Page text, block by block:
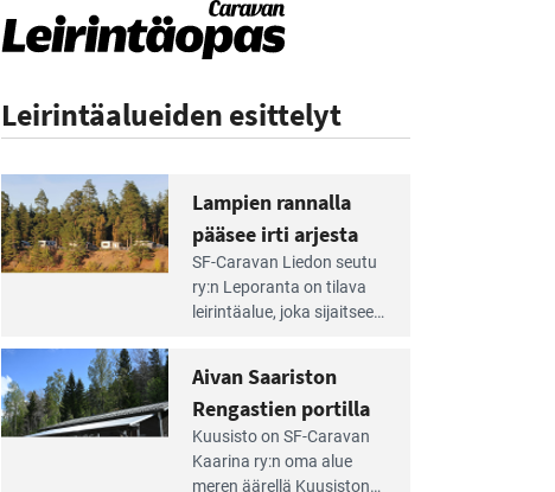
Leirintäalueiden esittelyt
Lue
rannalla
pääsee
irti
arjesta
Lampien rannalla
pääsee irti arjesta
SF-Caravan Liedon seutu
ry:n Leporanta on tilava
leirintäalue, joka sijaitsee
ympärillä. – Lampi on
upea ja puhdas, ja se
tarjoaa ympäris­töineen
kauniit maisemat ja
loistavat virkistäytymis­
Lue
Aivan Saariston
Rengastien portilla
Kuusisto on SF-Caravan
Kaarina ry:n oma alue
meren äärellä Kuusiston